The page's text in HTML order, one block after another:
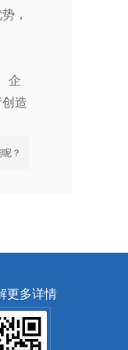
，
企
造
？
更多详情